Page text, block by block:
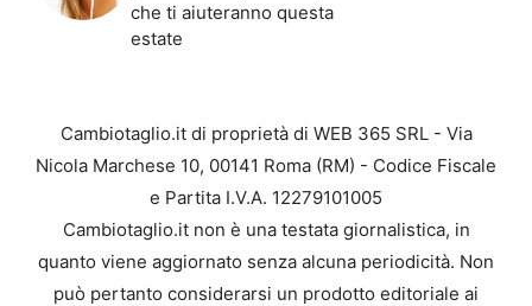
che ti aiuteranno questa
estate
Cambiotaglio.it di proprietà di WEB 365 SRL - Via
Nicola Marchese 10, 00141 Roma (RM) - Codice Fiscale
e Partita I.V.A. 12279101005
Cambiotaglio.it non è una testata giornalistica, in
quanto viene aggiornato senza alcuna periodicità. Non
può pertanto considerarsi un prodotto editoriale ai